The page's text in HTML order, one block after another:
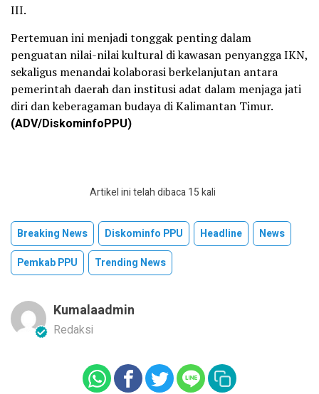
III.
Pertemuan ini menjadi tonggak penting dalam
penguatan nilai-nilai kultural di kawasan penyangga IKN,
sekaligus menandai kolaborasi berkelanjutan antara
pemerintah daerah dan institusi adat dalam menjaga jati
diri dan keberagaman budaya di Kalimantan Timur.
(ADV/DiskominfoPPU)
Artikel ini telah dibaca 15 kali
Breaking News Diskominfo PPU Headline
News
Pemkab PPU
Trending News
Kumalaadmin
Redaksi